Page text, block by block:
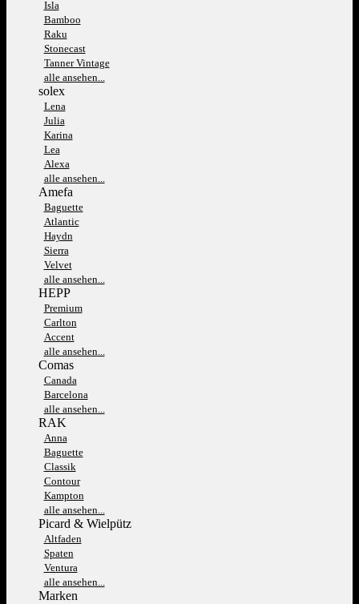
Isla
Bamboo
Raku
Stonecast
Tanner Vintage
alle ansehen...
solex
Lena
Julia
Karina
Lea
Alexa
alle ansehen...
Amefa
Baguette
Atlantic
Haydn
Sierra
Velvet
alle ansehen...
HEPP
Premium
Carlton
Accent
alle ansehen...
Comas
Canada
Barcelona
alle ansehen...
RAK
Anna
Baguette
Classik
Contour
Kampton
alle ansehen...
Picard & Wielpütz
Altfaden
Spaten
Ventura
alle ansehen...
Marken